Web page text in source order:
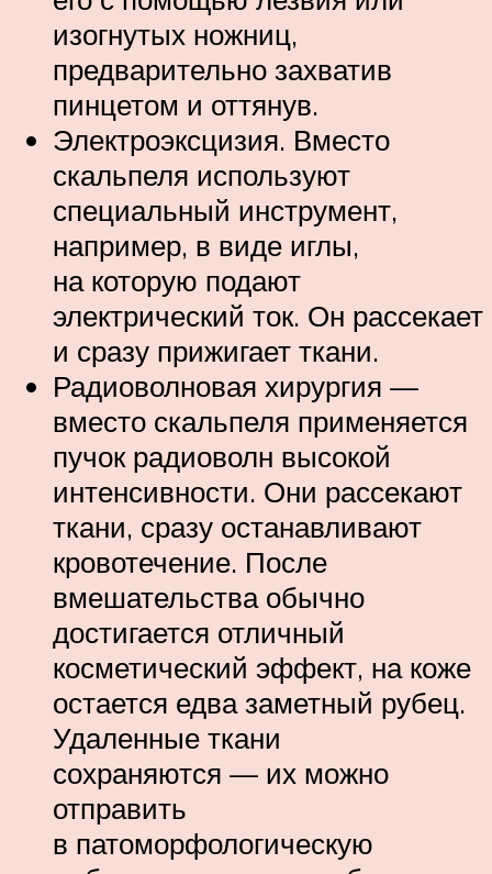
изогнутых ножниц,
предварительно захватив
пинцетом и оттянув.
Электроэксцизия. Вместо
скальпеля используют
специальный инструмент,
например, в виде иглы,
на которую подают
электрический ток. Он рассекает
и сразу прижигает ткани.
Радиоволновая хирургия —
вместо скальпеля применяется
пучок радиоволн высокой
интенсивности. Они рассекают
ткани, сразу останавливают
кровотечение. После
вмешательства обычно
достигается отличный
косметический эффект, на коже
остается едва заметный рубец.
Удаленные ткани
сохраняются — их можно
отправить
в патоморфологическую